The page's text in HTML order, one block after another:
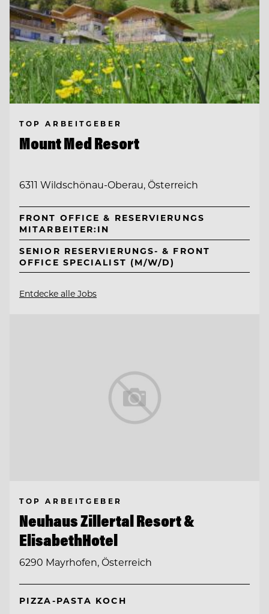
TOP ARBEITGEBER
Mount Med Resort
6311 Wildschönau-Oberau, Österreich
FRONT OFFICE & RESERVIERUNGS
MITARBEITER:IN
SENIOR RESERVIERUNGS- & FRONT
OFFICE SPECIALIST (M/W/D)
Entdecke alle Jobs
TOP ARBEITGEBER
Neuhaus Zillertal Resort &
ElisabethHotel
6290 Mayrhofen, Österreich
PIZZA-PASTA KOCH